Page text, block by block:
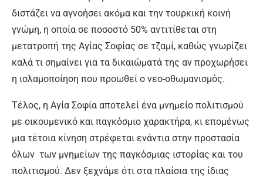
διστάζει να αγνοήσει ακόμα και την τουρκική κοινή
γνώμη, η οποία σε ποσοστό 50% αντιτίθεται στη
μετατροπή της Αγίας Σοφίας σε τζαμί, καθώς γνωρίζει
καλά τι σημαίνει για τα δικαιώματά της αν προχωρήσει
η ισλαμοποίηση που προωθεί ο νεο-οθωμανισμός.
Τέλος, η Αγία Σοφία αποτελεί ένα μνημείο πολιτισμού
με οικουμενικό και παγκόσμιο χαρακτήρα, κι επομένως
μια τέτοια κίνηση στρέφεται ενάντια στην προστασία
όλων των μνημείων της παγκόσμιας ιστορίας και του
πολιτισμού. Δεν ξεχνάμε ότι στα πλαίσια της ίδιας